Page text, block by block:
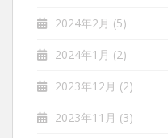
2024年2月 (5)
2024年1月 (2)
2023年12月 (2)
2023年11月 (3)